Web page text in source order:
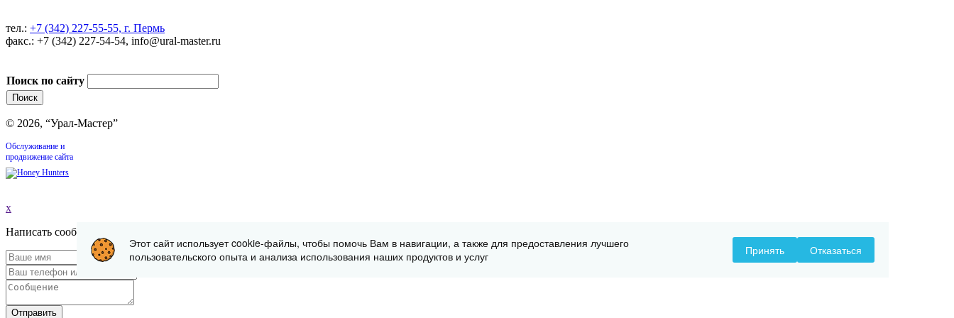
тел.: +7 (342) 227-55-55, г. Пермь
факс.: +7 (342) 227-54-54, info@ural-master.ru
Поиск по сайту
© 2026, “Урал-Мастер”
Обслуживание и
продвижение сайта
x
Написать сообщение
Отправить
Этот сайт использует cookie-файлы, чтобы помочь Вам в навигации, а также для предоставления лучшего
пользовательского опыта и анализа использования наших продуктов и услуг
Принять Отказаться